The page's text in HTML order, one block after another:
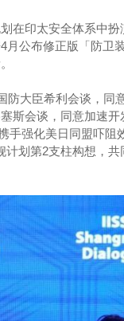
在印太安全体系中
月公布修正版「防卫
防大臣希利会谈，
斯会谈，同意加速
手强化美日同盟吓
划第2支柱构想，